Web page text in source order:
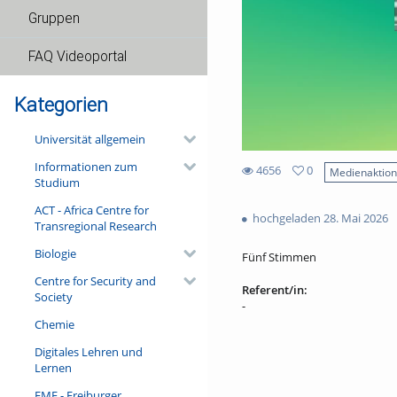
Gruppen
FAQ Videoportal
Kategorien
Universität allgemein
Informationen zum
Studium
ACT - Africa Centre for
Transregional Research
Biologie
Centre for Security and
Society
Chemie
Digitales Lehren und
Lernen
4656
views
0
hochgeladen 28. Mai 2026
Fünf Stimmen
Referent/in:
-